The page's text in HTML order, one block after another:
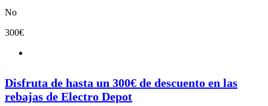
No
300€
Disfruta de hasta un 300€ de descuento en las
rebajas de Electro Depot